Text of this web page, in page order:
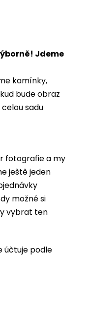
Jdeme
kamínky,
bude obraz
sadu
fotografie a my
ještě jeden
možné si
vybrat ten
účtuje podle